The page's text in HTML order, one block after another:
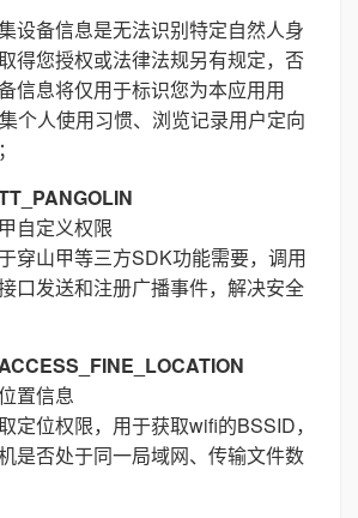
设备信息是无法识别特定自然人身
得您授权或法律法规另有规定，否
信息将仅用于标识您为本应用用
个人使用习惯、浏览记录用户定向
自定义权限
穿山甲等三方SDK功能需要，调用
口发送和注册广播事件，解决安全
置信息
定位权限，用于获取wifi的BSSID，
是否处于同一局域网、传输文件数